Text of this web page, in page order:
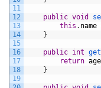
11
12
13
14
15
16
17
18
19
public void
this . name
}
public int
return age
}